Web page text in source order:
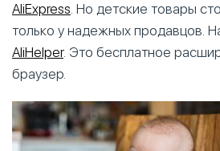
AliExpress. Но детские товары
только у надежных продавцов.
AliHelper. Это бесплатное
браузер.